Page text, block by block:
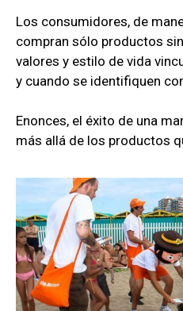
Los consumidores, de
compran sólo productos
valores y estilo de vida
y cuando se identifiquen
Enonces, el éxito de una
más allá de los productos